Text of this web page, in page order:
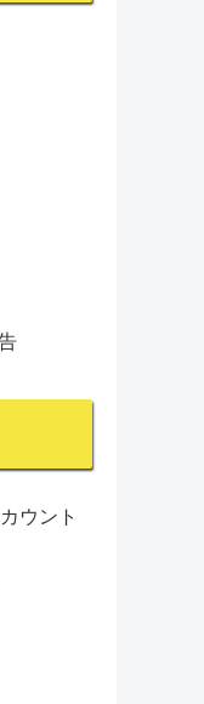
ウント